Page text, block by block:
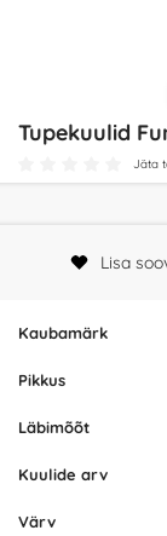
Tupekuulid
Jäta
Kaubamärk
Pikkus
Läbimõõt
Kuulide arv
Värv
Lisa